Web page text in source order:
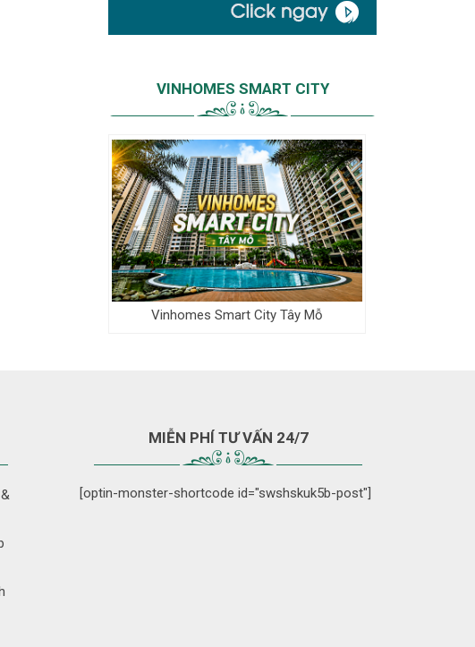
VINHOMES SMART CITY
Vinhomes Smart City Tây Mỗ
MIỄN PHÍ TƯ VẤN 24/7
[optin-monster-shortcode id="swshskuk5b-post"]